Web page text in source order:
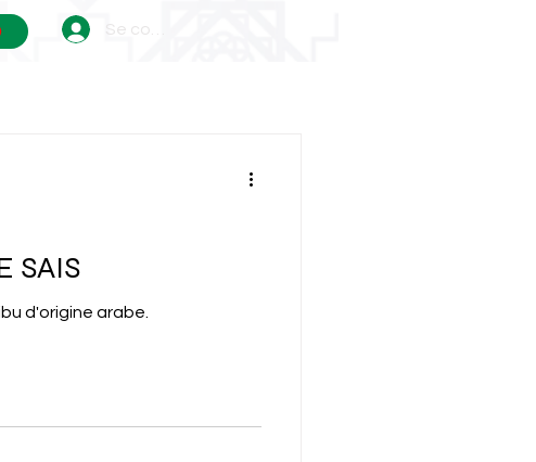
Se connecter
SAIS
d'origine arabe.